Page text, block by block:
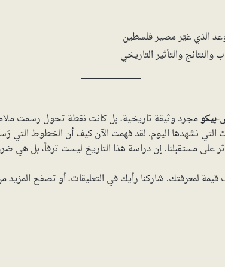
الذي غيّر مصير فلسطين
والنتائج والتأثير التاريخي
بيكومجرد وثيقة تاريخية، بل كانت نقطة تحول رسمت
نشهدها اليوم. لقد فهمت الآن كيف أن الخطوط التي
على مستقبلنا. إن دراسة هذا التاريخ ليست ترفاً، بل هي
لمعرفتك. شاركنا رأيك في التعليقات، أو تصفح المزيد